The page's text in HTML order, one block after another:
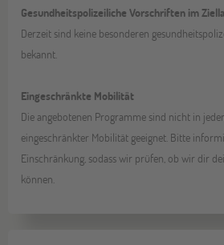
Gesundheitspolizeiliche Vorschriften im
Derzeit sind keine besonderen
bekannt.
Eingeschränkte Mobilität
Die angebotenen Programme sind nicht in
eingeschränkter Mobilität geeignet. Bitte
Einschränkung, sodass wir prüfen, ob wir dir
können.